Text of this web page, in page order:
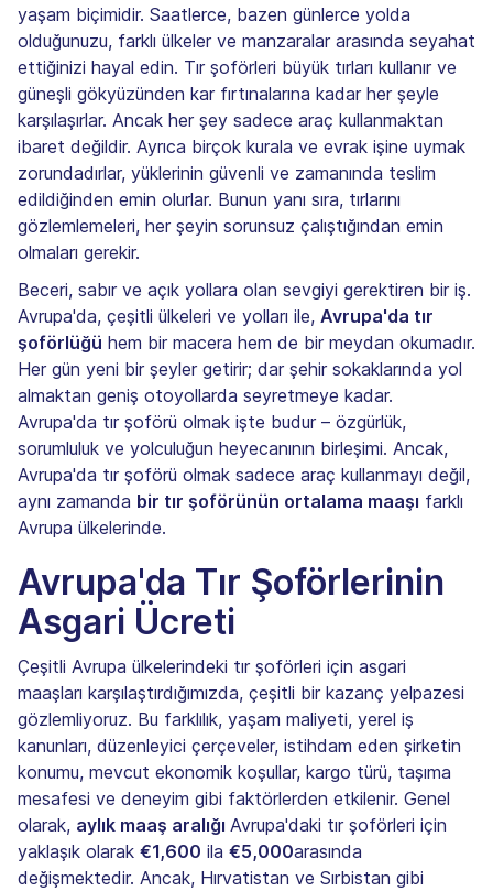
yaşam biçimidir. Saatlerce, bazen günlerce yolda
olduğunuzu, farklı ülkeler ve manzaralar arasında seyahat
ettiğinizi hayal edin. Tır şoförleri büyük tırları kullanır ve
güneşli gökyüzünden kar fırtınalarına kadar her şeyle
karşılaşırlar. Ancak her şey sadece araç kullanmaktan
ibaret değildir. Ayrıca birçok kurala ve evrak işine uymak
zorundadırlar, yüklerinin güvenli ve zamanında teslim
edildiğinden emin olurlar. Bunun yanı sıra, tırlarını
gözlemlemeleri, her şeyin sorunsuz çalıştığından emin
olmaları gerekir.
Beceri, sabır ve açık yollara olan sevgiyi gerektiren bir iş.
Avrupa'da, çeşitli ülkeleri ve yolları ile, Avrupa'da tır
şoförlüğü hem bir macera hem de bir meydan okumadır.
Her gün yeni bir şeyler getirir; dar şehir sokaklarında yol
almaktan geniş otoyollarda seyretmeye kadar.
Avrupa'da tır şoförü olmak işte budur – özgürlük,
sorumluluk ve yolculuğun heyecanının birleşimi. Ancak,
Avrupa'da tır şoförü olmak sadece araç kullanmayı değil,
aynı zamanda bir tır şoförünün ortalama maaşı farklı
Avrupa ülkelerinde.
Avrupa'da Tır Şoförlerinin
Asgari Ücreti
Çeşitli Avrupa ülkelerindeki tır şoförleri için asgari
maaşları karşılaştırdığımızda, çeşitli bir kazanç yelpazesi
gözlemliyoruz. Bu farklılık, yaşam maliyeti, yerel iş
kanunları, düzenleyici çerçeveler, istihdam eden şirketin
konumu, mevcut ekonomik koşullar, kargo türü, taşıma
mesafesi ve deneyim gibi faktörlerden etkilenir. Genel
olarak, aylık maaş aralığı Avrupa'daki tır şoförleri için
yaklaşık olarak €1,600 ila €5,000arasında
değişmektedir. Ancak, Hırvatistan ve Sırbistan gibi